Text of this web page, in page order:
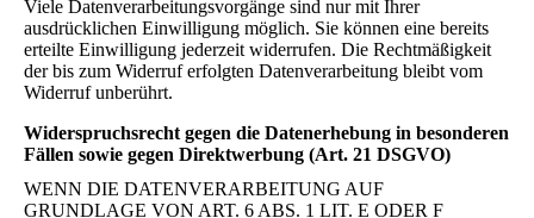
Viele Datenverarbeitungsvorgänge sind nur mit Ihrer
ausdrücklichen Einwilligung möglich. Sie können eine bereits
erteilte Einwilligung jederzeit widerrufen. Die Rechtmäßigkeit
der bis zum Widerruf erfolgten Datenverarbeitung bleibt vom
Widerruf unberührt.
Widerspruchsrecht gegen die Datenerhebung in besonderen
Fällen sowie gegen Direktwerbung (Art. 21 DSGVO)
WENN DIE DATENVERARBEITUNG AUF
GRUNDLAGE VON ART. 6 ABS. 1 LIT. E ODER F